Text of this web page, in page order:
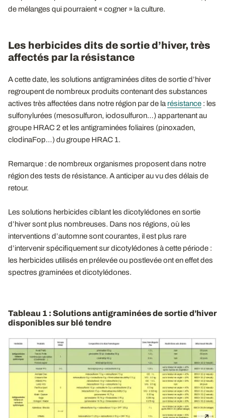
de mélanges qui pourraient « cogner » la culture.
Les herbicides dits de sortie d’hiver, très
affectés par la résistance
A cette date, les solutions antigraminées dites de sortie d’hiver
regroupent de nombreux produits contenant des substances
actives très affectées dans notre région par de la résistance : les
sulfonylurées (mesosulfuron, iodosulfuron…) appartenant au
groupe HRAC 2 et les antigraminées foliaires (pinoxaden,
clodinaFop…) du groupe HRAC 1.
Remarque : de nombreux organismes proposent dans notre
région des tests de résistance. A anticiper au vu des délais de
retour.
Les solutions herbicides ciblant les dicotylédones en sortie
d’hiver sont plus nombreuses. Dans nos régions, où les
interventions d’automne sont courantes, il est plus rare
d’intervenir spécifiquement sur dicotylédones à cette période :
les herbicides utilisés en prélevée ou postlevée ont en effet des
spectres graminées et dicotylédones.
Tableau 1 : Solutions antigraminées de sortie d’hiver
disponibles sur blé tendre